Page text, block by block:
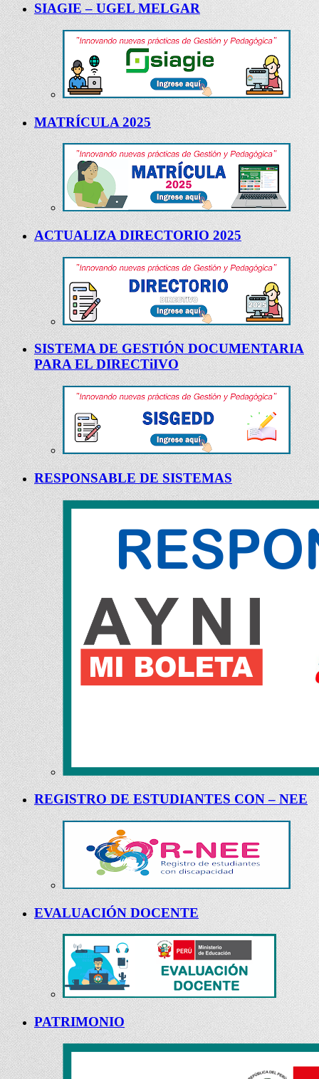
SIAGIE – UGEL MELGAR
MATRÍCULA 2025
ACTUALIZA DIRECTORIO 2025
SISTEMA DE GESTIÓN DOCUMENTARIA
PARA EL DIRECTiIVO
RESPONSABLE DE SISTEMAS
REGISTRO DE ESTUDIANTES CON – NEE
EVALUACIÓN DOCENTE
PATRIMONIO